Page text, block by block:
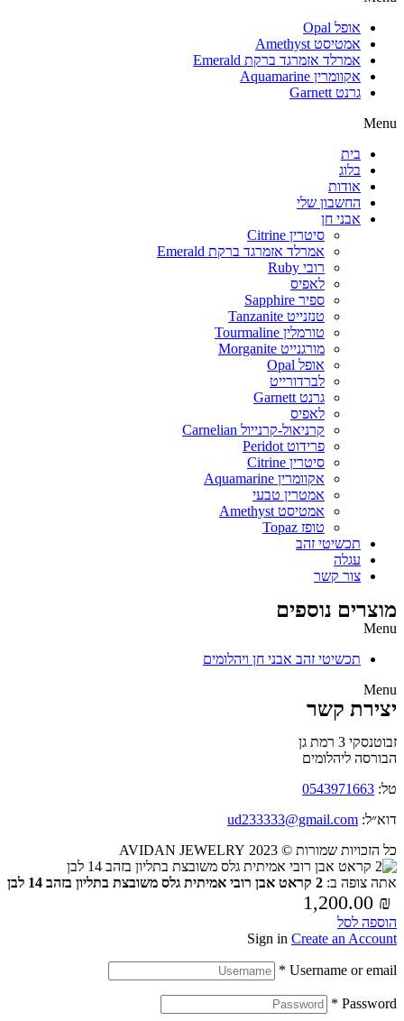
אופל Opal
אמטיסט Amethyst
אמרלד אזמרגד ברקת Emerald
אקוומרין Aquamarine
גרנט Garnett
Menu
בית
בלוג
אודות
החשבון שלי
אבני חן
סיטרין Citrine
אמרלד אזמרגד ברקת Emerald
רובי Ruby
לאפיס
ספיר Sapphire
טנזנייט Tanzanite
טורמלין Tourmaline
מורגנייט Morganite
אופל Opal
לברדורייט
גרנט Garnett
לאפיס
קרניאול-קרנייול Carnelian
פרידוט Peridot
סיטרין Citrine
אקוומרין Aquamarine
אמטרין טבעי
אמטיסט Amethyst
טופז Topaz
תכשיטי זהב
עגלה
צור קשר
מוצרים נוספים
Menu
תכשיטי זהב אבני חן ויהלומים
Menu
יצירת קשר
זבוטנסקי 3 רמת גן
הבורסה ליהלומים
טל: 0543971663
דוא״ל: ud233333@gmail.com
כל הזכויות שמורות © 2023 AVIDAN JEWELRY
אתה צופה ב: 2 קראט אבן רובי אמיתית גלס משובצת בתליון בזהב 14 לבן
1,200.00 ₪
הוספה לסל
Sign in Create an Account
Username or email
*
Password
*